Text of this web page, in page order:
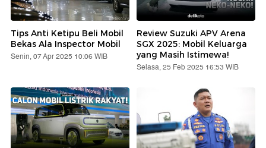
Tips Anti Ketipu Beli Mobil
Bekas Ala Inspector Mobil
Senin, 07 Apr 2025 10:06 WIB
Review Suzuki APV Arena
SGX 2025: Mobil Keluarga
yang Masih Istimewa!
Selasa, 25 Feb 2025 16:53 WIB